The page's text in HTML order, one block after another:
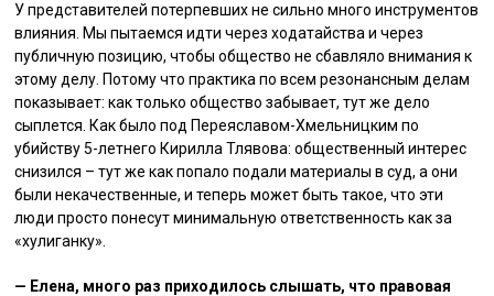
У представителей потерпевших не сильно много инструментов
влияния. Мы пытаемся идти через ходатайства и через
публичную позицию, чтобы общество не сбавляло внимания к
этому делу. Потому что практика по всем резонансным делам
показывает: как только общество забывает, тут же дело
сыплется. Как было под Переяславом-Хмельницким по
убийству 5-летнего Кирилла Тлявова: общественный интерес
снизился – тут же как попало подали материалы в суд, а они
были некачественные, и теперь может быть такое, что эти
люди просто понесут минимальную ответственность как за
«хулиганку».
— Елена, много раз приходилось слышать, что правовая